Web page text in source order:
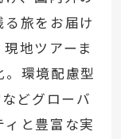
旅をお届け
地ツアーま
環境配慮型
どグローバ
と豊富な実